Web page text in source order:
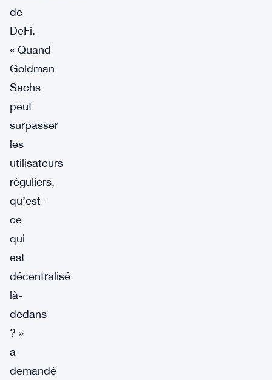
de
DeFi.
« Quand
Goldman
Sachs
peut
surpasser
les
utilisateurs
réguliers,
qu’est-
ce
qui
est
décentralisé
là-
dedans
? »
a
demandé